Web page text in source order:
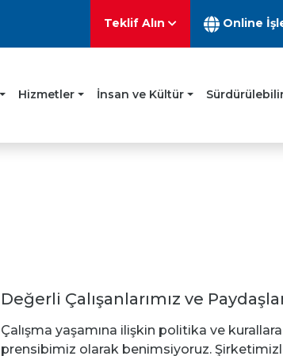
Teklif Alın Online
Hizmetler İnsan ve Kültür
Değerli Çalışanlarımız ve
Çalışma yaşamına ilişkin politika ve
prensibimiz olarak benimsiyoruz.